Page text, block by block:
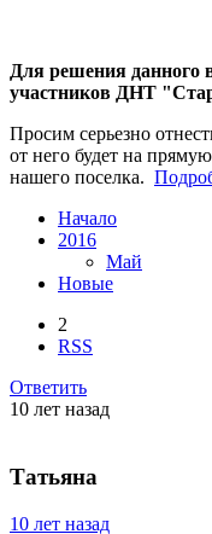
Для решения данного
участников ДНТ
Просим серьезно
от него будет на
нашего поселка.
Начало
2016
Май
Новые
2
RSS
Ответить
10 лет назад
Татьяна
10 лет назад